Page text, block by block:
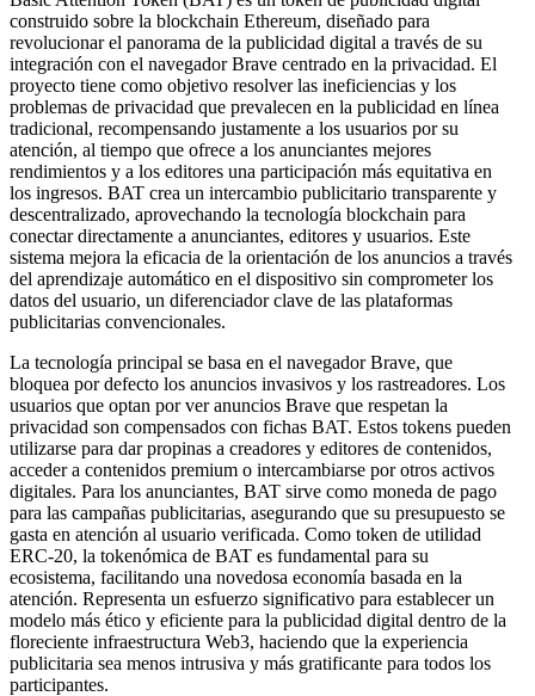
construido sobre la blockchain Ethereum, diseñado para
revolucionar el panorama de la publicidad digital a través de su
integración con el navegador Brave centrado en la privacidad. El
proyecto tiene como objetivo resolver las ineficiencias y los
problemas de privacidad que prevalecen en la publicidad en línea
tradicional, recompensando justamente a los usuarios por su
atención, al tiempo que ofrece a los anunciantes mejores
rendimientos y a los editores una participación más equitativa en
los ingresos. BAT crea un intercambio publicitario transparente y
descentralizado, aprovechando la tecnología blockchain para
conectar directamente a anunciantes, editores y usuarios. Este
sistema mejora la eficacia de la orientación de los anuncios a través
del aprendizaje automático en el dispositivo sin comprometer los
datos del usuario, un diferenciador clave de las plataformas
publicitarias convencionales.
La tecnología principal se basa en el navegador Brave, que
bloquea por defecto los anuncios invasivos y los rastreadores. Los
usuarios que optan por ver anuncios Brave que respetan la
privacidad son compensados con fichas BAT. Estos tokens pueden
utilizarse para dar propinas a creadores y editores de contenidos,
acceder a contenidos premium o intercambiarse por otros activos
digitales. Para los anunciantes, BAT sirve como moneda de pago
para las campañas publicitarias, asegurando que su presupuesto se
gasta en atención al usuario verificada. Como token de utilidad
ERC-20, la tokenómica de BAT es fundamental para su
ecosistema, facilitando una novedosa economía basada en la
atención. Representa un esfuerzo significativo para establecer un
modelo más ético y eficiente para la publicidad digital dentro de la
floreciente infraestructura Web3, haciendo que la experiencia
publicitaria sea menos intrusiva y más gratificante para todos los
participantes.